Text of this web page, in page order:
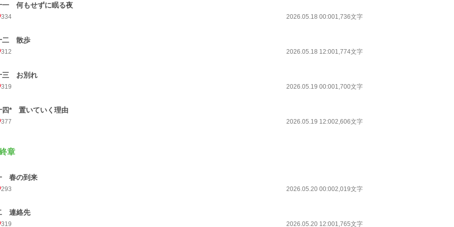
一 何もせずに眠る夜
334 2026.05.18 00:001,736文字
二 散歩
312 2026.05.18 12:001,774文字
三 お別れ
319 2026.05.19 00:001,700文字
四* 置いていく理由
377 2026.05.19 12:002,606文字
章
春の到来
293 2026.05.20 00:002,019文字
連絡先
319 2026.05.20 12:001,765文字